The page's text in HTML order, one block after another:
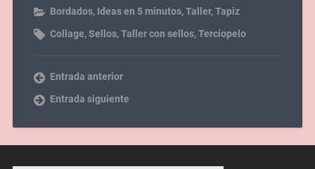
Bordados, Ideas en 5 minutos,Taller,Tapiz
Collage,Sellos,Taller con sellos,Terciopelo
Entrada anterior
Entrada siguiente